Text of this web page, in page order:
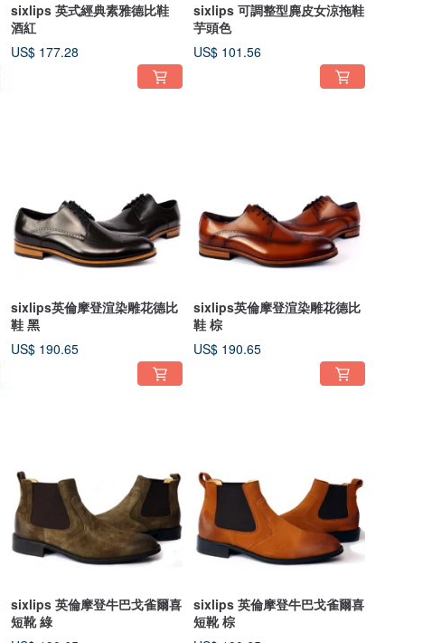
sixlips 英式經典素雅德比鞋
酒紅
US$ 177.28
sixlips 可調整型麂皮女涼拖鞋
芋頭色
US$ 101.56
sixlips英倫摩登渲染雕花德比
鞋 黑
US$ 190.65
sixlips英倫摩登渲染雕花德比
鞋 棕
US$ 190.65
sixlips 英倫摩登牛巴戈雀爾喜
短靴 綠
sixlips 英倫摩登牛巴戈雀爾喜
短靴 棕